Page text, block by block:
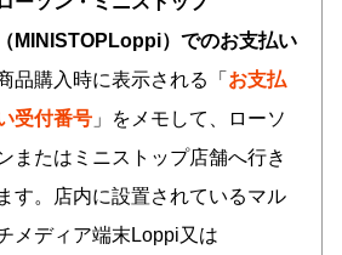
（MINISTOPLoppi）でのお支払い
品購入時に表示される「 お支払
受付番号 」をメモして、ローソ
またはミニストップ店舗へ行き
ます。店内に設置されているマル
メディア端末Loppi又は